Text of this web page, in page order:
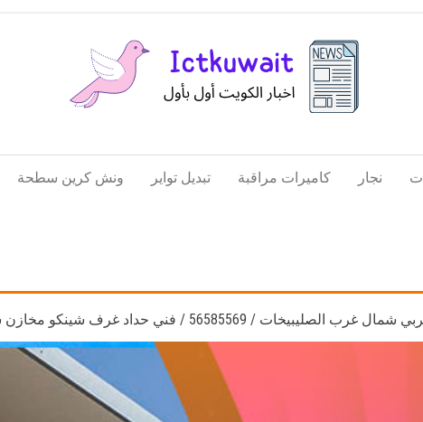
الكويت
تكنولوجيا
المعلومات
ونش كرين سطحة تبديل تواير كاميرات مراقبة نجار
/ 56585569 / فني حداد غرف شينكو مخازن شبره